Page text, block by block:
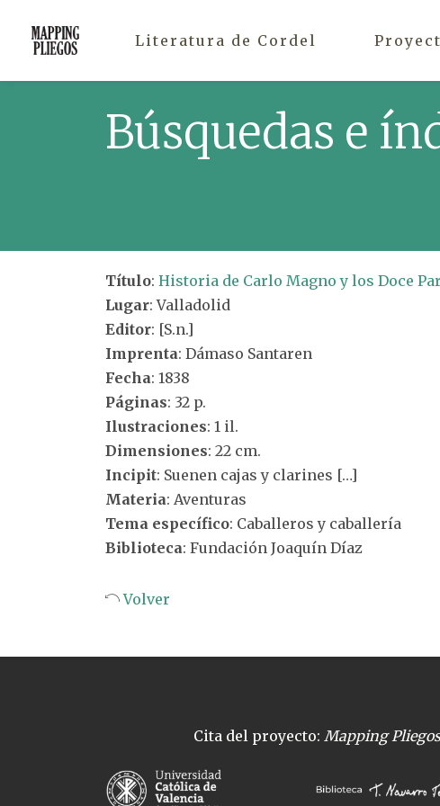
Literatura de Cordel
Búsquedas e
Título: Historia de Carlo Magno y los Doce
Lugar: Valladolid
Editor: [S.n.]
Imprenta: Dámaso Santaren
Fecha: 1838
Páginas: 32 p.
Ilustraciones: 1 il.
Dimensiones: 22 cm.
Incipit: Suenen cajas y clarines […]
Materia: Aventuras
Tema específico: Caballeros y caballería
Biblioteca: Fundación Joaquín Díaz
Volver
Cita del proyecto: Mapping Pliegos